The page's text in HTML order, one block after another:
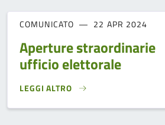
COMUNICATO 22 APR 2024
Aperture straordinarie
ufficio elettorale
LEGGI ALTRO
APERTURE STRAORDINARIE